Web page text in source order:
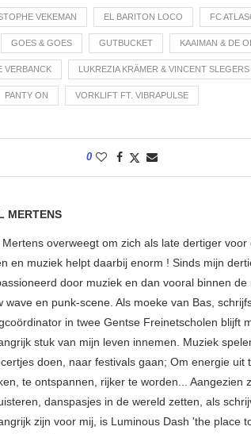
VEKEMAN EL BARITON LOCO FC
GOES & GOES GUTBUCKET KAAIMAN & DE
VERBANCK LUKREZIA KRÄMER & VINCENT SLEGERS
PANTY ON VORKLIFT FT. VIBRAPULSE
0
MERTENS
Mertens overweegt om zich als late dertiger
en muziek helpt daarbij enorm ! Sinds mijn
door muziek en dan vooral binnen de
wave en punk-scene. Als moeke van Bas,
in twee Gentse Freinetscholen blijft
stuk van mijn leven innemen. Muziek
doen, naar festivals gaan; Om energie uit
te ontspannen, rijker te worden... Aangezien
danspasjes in de wereld zetten, als
zijn voor mij, is Luminous Dash 'the place